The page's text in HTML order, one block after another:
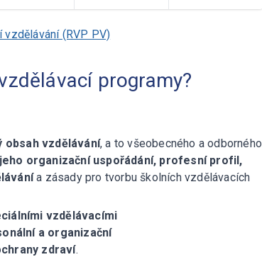
(RVP PV)
programy?
obsah vzdělávání, a to všeobecného a odborného
jeho organizační uspořádání, profesní profil,
a zásady pro tvorbu školních vzdělávacích
vzdělávacími
a organizační
zdraví.